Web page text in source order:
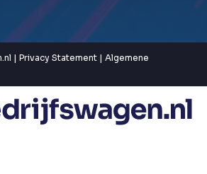
| Privacy Statement | Algemene